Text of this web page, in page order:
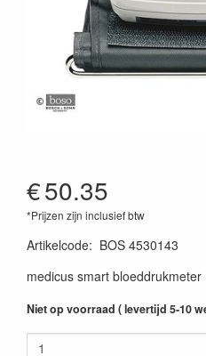
€50.35
*Prijzen zijn inclusief btw
Artikelcode: BOS 4530143
medicus smart bloeddrukmeter
Niet op voorraad ( levertijd 5-10